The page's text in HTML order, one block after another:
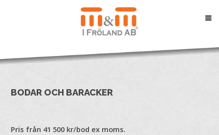
BODAR OCH BARACKER
Pris från 41 500 kr/bod ex moms.